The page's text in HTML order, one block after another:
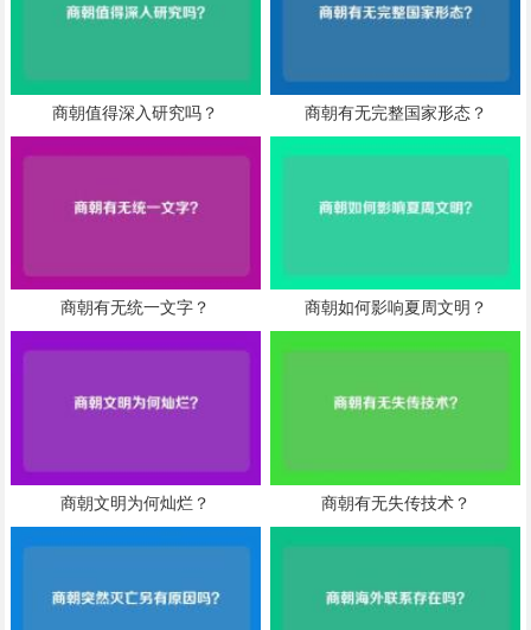
商朝值得深入研究吗？ 商朝有无完整国家形态？
商朝有无统一文字？ 商朝如何影响夏周文明？
商朝文明为何灿烂？ 商朝有无失传技术？